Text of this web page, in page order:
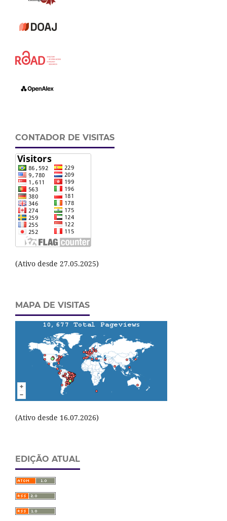
CONTADOR DE VISITAS
(Ativo desde 27.05.2025)
MAPA DE VISITAS
(Ativo desde 16.07.2026)
EDIÇÃO ATUAL